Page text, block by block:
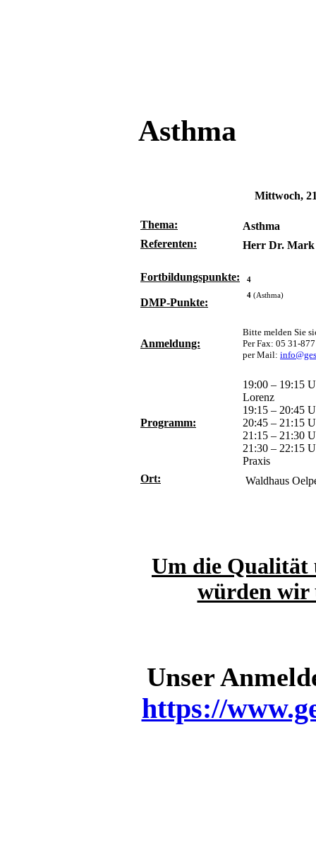
Asthma
Mittwoch,
Thema:
Asthma
Referenten:
Herr Dr. Mark
Fortbildungspunkte:
DMP-Punkte:
4
4 (Asthma)
Anmeldung:
Bitte melden Sie
Per Fax: 05 31-
per Mail:
Programm:
19:00 – 19:15
Lorenz
19:15 – 20:45
20:45 – 21:15
21:15 – 21:30
21:30 – 22:15
Praxis
Ort:
Waldhaus
Um die Qualität
würden wir
Unser
https://